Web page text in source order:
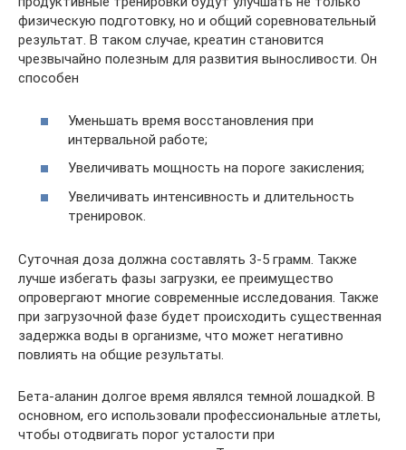
физическую подготовку, но и общий соревновательный
результат. В таком случае, креатин становится
чрезвычайно полезным для развития выносливости. Он
способен
Уменьшать время восстановления при
интервальной работе;
Увеличивать мощность на пороге закисления;
Увеличивать интенсивность и длительность
тренировок.
Суточная доза должна составлять 3-5 грамм. Также
лучше избегать фазы загрузки, ее преимущество
опровергают многие современные исследования. Также
при загрузочной фазе будет происходить существенная
задержка воды в организме, что может негативно
повлиять на общие результаты.
Бета-аланин долгое время являлся темной лошадкой. В
основном, его использовали профессиональные атлеты,
чтобы отодвигать порог усталости при